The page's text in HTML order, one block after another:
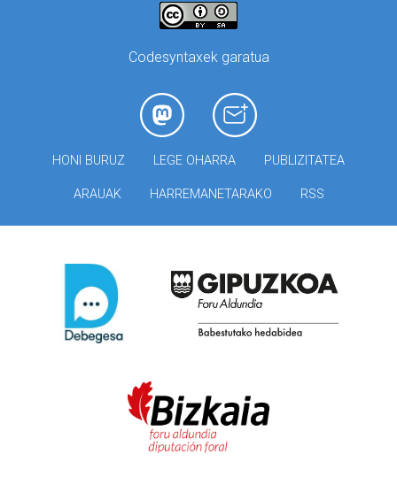
Codesyntaxek garatua
HONI BURUZ LEGE OHARRA PUBLIZITATEA
ARAUAK HARREMANETARAKO RSS